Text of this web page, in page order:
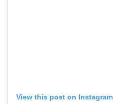
View this post on Instagram